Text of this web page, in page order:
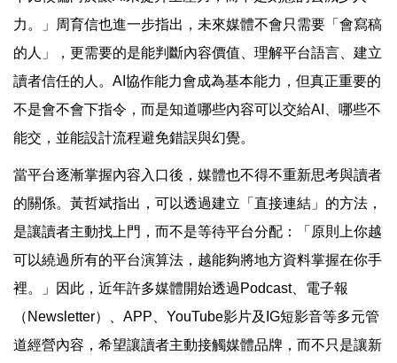
力。」周育信也進一步指出，未來媒體不會只需要「會寫稿
的人」，更需要的是能判斷內容價值、理解平台語言、建立
讀者信任的人。AI協作能力會成為基本能力，但真正重要的
不是會不會下指令，而是知道哪些內容可以交給AI、哪些不
能交，並能設計流程避免錯誤與幻覺。
當平台逐漸掌握內容入口後，媒體也不得不重新思考與讀者
的關係。黃哲斌指出，可以透過建立「直接連結」的方法，
是讓讀者主動找上門，而不是等待平台分配：「原則上你越
可以繞過所有的平台演算法，越能夠將地方資料掌握在你手
裡。」因此，近年許多媒體開始透過Podcast、電子報
（Newsletter）、APP、YouTube影片及IG短影音等多元管
道經營內容，希望讓讀者主動接觸媒體品牌，而不只是讓新